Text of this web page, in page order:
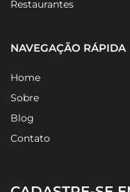
Empresas de Telecom
NAVEGAÇÃO RÁPIDA
Home
Sobre
Blog